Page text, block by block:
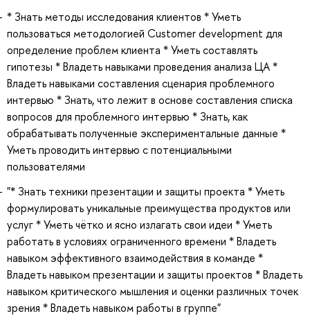
* Знать методы исследования клиентов * Уметь
пользоваться методологией Customer development для
определение проблем клиента * Уметь составлять
гипотезы * Владеть навыками проведения анализа ЦА *
Владеть навыками составления сценария проблемного
интервью * Знать, что лежит в основе составления списка
вопросов для проблемного интервью * Знать, как
обрабатывать полученные экспериментальные данные *
Уметь проводить интервью с потенциальными
пользователями
"* Знать техники презентации и защиты проекта * Уметь
формулировать уникальные преимущества продуктов или
услуг * Уметь чётко и ясно излагать свои идеи * Уметь
работать в условиях ограниченного времени * Владеть
навыком эффективного взаимодействия в команде *
Владеть навыком презентации и защиты проектов * Владеть
навыком критического мышления и оценки различных точек
зрения * Владеть навыком работы в группе"